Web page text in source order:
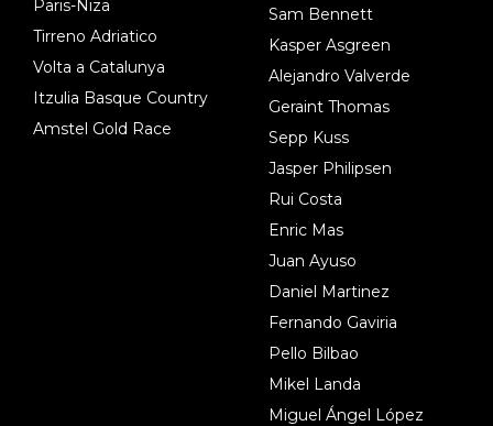
Paris-Niza
Tirreno Adriatico
Volta a Catalunya
Itzulia Basque Country
Amstel Gold Race
Sam Bennett
Kasper Asgreen
Alejandro Valverde
Geraint Thomas
Sepp Kuss
Jasper Philipsen
Rui Costa
Enric Mas
Juan Ayuso
Daniel Martinez
Fernando Gaviria
Pello Bilbao
Mikel Landa
Miguel Ángel López